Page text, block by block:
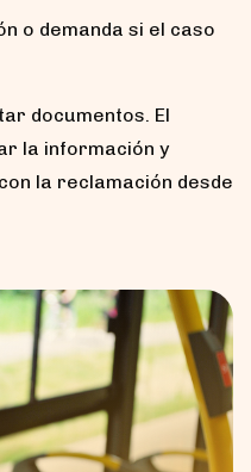
o demanda si el caso
documentos. El
la información y
la reclamación desde